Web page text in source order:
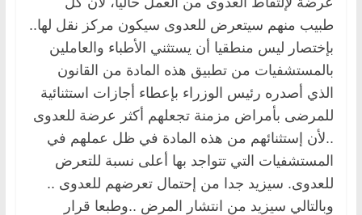
طبيب منهم سيتعرض للعدوى سيكون مركز نقل لها..
بإختصار ليس منطقيا أن يستثني الأطباء والعاملين
بالمستشفيات من تطبيق هذه المادة من القانون
الذي أصدره رئيس الوزراء بإعطاء أجازات استثنائية
للمرضى بأمراض مزمنة تجعلهم أكثر عرضة للعدوى
..لأن إستثنائهم من هذه المادة في ظل عملهم في
المستشفيات التي تتواجد بها أعلى نسبة للتعرض
للعدوى. سيزيد جدا من إحتمال تعرضهم للعدوى ..
وبالتالي سيزيد من انتشار المرض ..وطبعا قرار